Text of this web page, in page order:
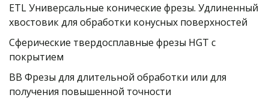
ETL Универсальные конические фрезы. Удлиненный
хвостовик для обработки конусных поверхностей
Сферические твердосплавные фрезы HGT с
покрытием
BB Фрезы для длительной обработки или для
получения повышенной точности